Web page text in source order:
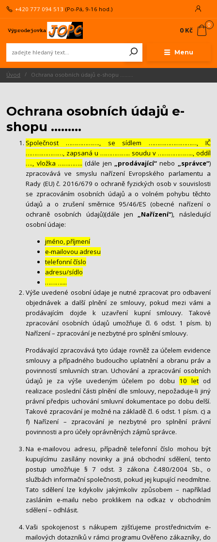
Menu
+420 777 094 513 (Po-Pá, 9-16 hod.)
0
0 Kč
Úvod Ochrana osobních údajů e-shopu ………
Ochrana osobních údajů e-
shopu ………
Společnost ………………., se sídlem ………………………, IČ
…………………, zapsaná u …………….. soudu v ……………….., oddíl
…., vložka ………….. (dále jen „prodávající“ nebo „správce“)
zpracovává ve smyslu nařízení Evropského parlamentu a
Rady (EU) č. 2016/679 o ochraně fyzických osob v souvislosti
se zpracováním osobních údajů a o volném pohybu těchto
údajů a o zrušení směrnice 95/46/ES (obecné nařízení o
ochraně osobních údajů)(dále jen
„Nařízení“), následující
osobní údaje:
jméno, příjmení
e-mailovou adresu
telefonní číslo
adresu/sídlo
………....
Výše uvedené osobní údaje je nutné zpracovat pro odbavení
objednávek a další plnění ze smlouvy, pokud mezi vámi a
prodávajícím dojde k uzavření kupní smlouvy. Takové
zpracování osobních údajů umožňuje čl. 6 odst. 1 písm. b)
Nařízení – zpracování je nezbytné pro splnění smlouvy.
Prodávající zpracovává tyto údaje rovněž za účelem evidence
smlouvy a případného budoucího uplatnění a obranu práv a
povinností smluvních stran. Uchování a zpracování osobních
údajů je za výše uvedeným účelem po dobu 10 letod
realizace poslední části plnění dle smlouvy, nepožaduje-li jiný
právní předpis uchování smluvní dokumentace po dobu delší.
Takové zpracování je možné na základě čl. 6 odst. 1 písm. c) a
f) Nařízení – zpracování je nezbytné pro splnění právní
povinnosti a pro účely oprávněných zájmů správce.
Na e-mailovou adresu, případně telefonní číslo mohou být
kupujícímu zasílány novinky a jiná obchodní sdělení, tento
postup umožňuje § 7 odst. 3 zákona č.480/2004 Sb., o
službách informační společnosti, pokud jej kupující neodmítne.
Tato sdělení lze kdykoliv jakýmkoliv způsobem – například
zasláním e-mailu nebo proklikem na odkaz v obchodním
sdělení – odhlásit.
Vaši spokojenost s nákupem zjišťujeme prostřednictvím e-
mailových dotazníků v rámci programu Ověřeno zákazníky, do